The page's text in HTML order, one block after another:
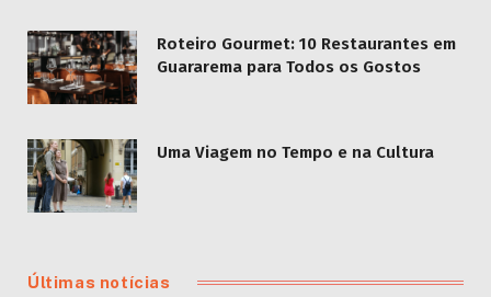
Roteiro Gourmet: 10 Restaurantes em
Guararema para Todos os Gostos
Uma Viagem no Tempo e na Cultura
Últimas notícias